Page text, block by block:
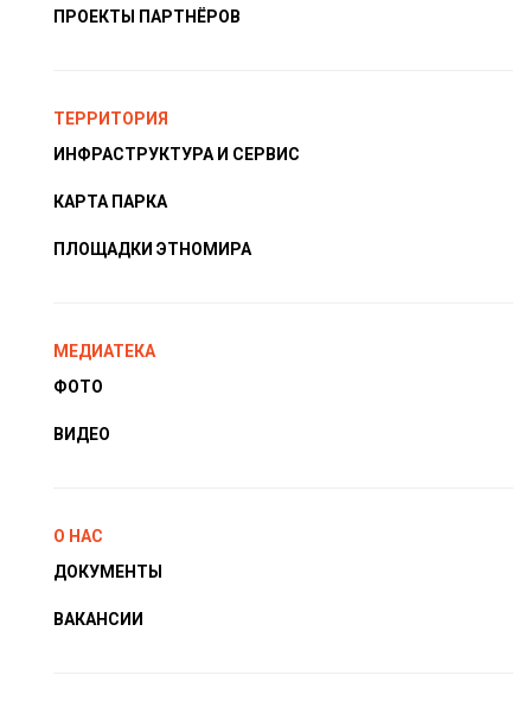
ПРОЕКТЫ ПАРТНЁРОВ
ТЕРРИТОРИЯ
ИНФРАСТРУКТУРА И СЕРВИС
КАРТА ПАРКА
ПЛОЩАДКИ ЭТНОМИРА
МЕДИАТЕКА
ФОТО
ВИДЕО
О НАС
ДОКУМЕНТЫ
ВАКАНСИИ